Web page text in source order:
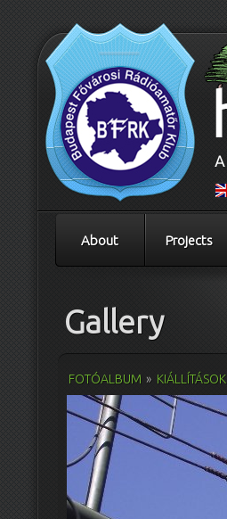
About Projects
Gallery
FOTÓALBUM » KIÁLLÍTÁSOK